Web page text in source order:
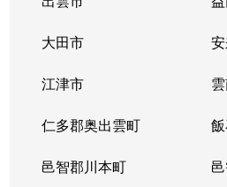
大田市
江津市
仁多郡奥出雲町
邑智郡川本町